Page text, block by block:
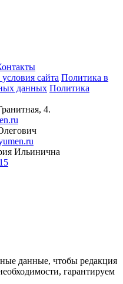
сайта Политика в
данных Политика
4.
Ильинична
данные, чтобы редакция
гарантируем